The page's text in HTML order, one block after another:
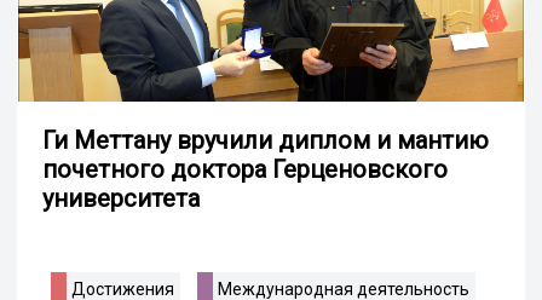
Ги Меттану вручили диплом и мантию
почетного доктора Герценовского
университета
Достижения Международная деятельность